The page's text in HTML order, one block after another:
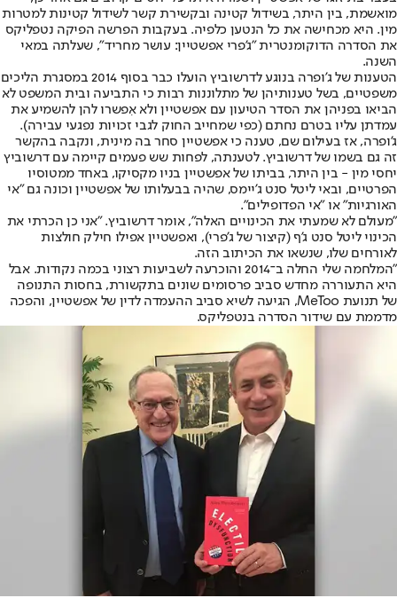
מואשמת, בין היתר, בשידול קטינה ובקשירת קשר לשידול קטינות למטרות
מין. היא מכחישה את כל הנטען כלפיה. בעקבות הפרשה הפיקה נטפליקס
את הסדרה הדוקומנטרית "ג'פרי אפשטיין: עושר מחריד", שעלתה במאי
השנה.
הטענות של ג'ופרה בנוגע לדרשוביץ הועלו כבר בסוף 2014 במסגרת הליכים
משפטיים, בשל טענותיהן של מתלוננות רבות כי התביעה ובית המשפט לא
הביאו בפניהן את הסדר הטיעון עם אפשטיין ולא אִפשרו להן להשמיע את
עמדתן עליו בטרם נחתם (כפי שמחייב החוק לגבי זכויות נפגעי עבירה).
ג'ופרה, אז בעילום שם, טענה כי אפשטיין סחר בה מינית, ונקבה בהקשר
זה גם בשמו של דרשוביץ. לטענתה, לפחות שש פעמים קיימה עם דרשוביץ
יחסי מין - בין היתר, בביתו של אפשטיין בניו מקסיקו, באחד ממטוסיו
הפרטיים, ובאי ליטל סנט ג'יימס, שהיה בבעלותו של אפשטיין וכונה גם "אי
האורגיות" או "אי הפדופילים".
"מעולם לא שמעתי את הכינויים האלה", אומר דרשוביץ. "אני כן הכרתי את
הכינוי ליטל סנט ג'ף (קיצור של ג'פרי), ואפשטיין אפילו חילק חולצות
לאורחים שלו, שנשאו את הכיתוב הזה.
"המלחמה שלי החלה ב־2014 והוכרעה לשביעות רצוני בכמה נקודות. אבל
היא התעוררה מחדש סביב פרסומים שונים בתקשורת, בחסות התנופה
של תנועת MeToo, הגיעה לשיא סביב ההעמדה לדין של אפשטיין, והפכה
מדממת עם שידור הסדרה בנטפליקס.